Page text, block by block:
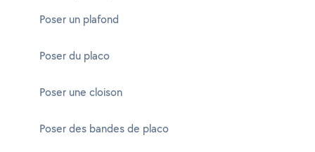
Poser un plafond
Poser du placo
Poser une cloison
Poser des bandes de placo